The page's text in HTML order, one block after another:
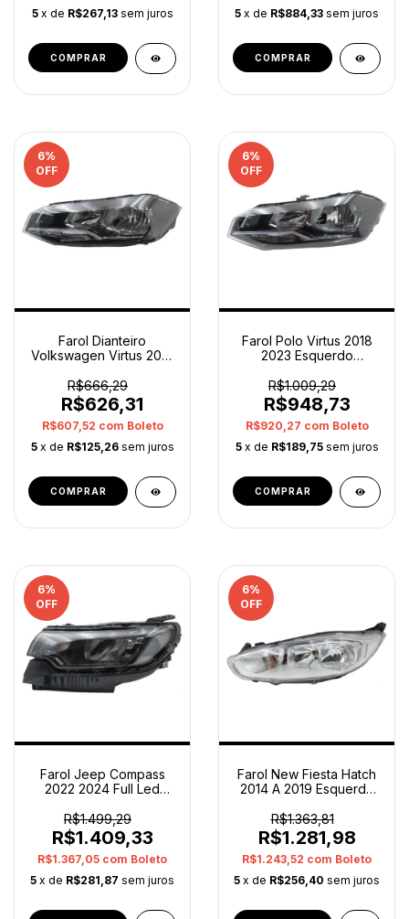
5 x de R$267,13 sem juros 5 x de R$884,33 sem juros
6%
OFF
Farol Dianteiro
Volkswagen Virtus 2018
Esquerdo/motorista
R$666,29
R$626,31
R$607,52 com Boleto
5 x de R$125,26 sem juros
6%
OFF
Farol Polo Virtus 2018
2023 Esquerdo
Esquerdo/motorista
R$1.009,29
R$948,73
R$920,27 com Boleto
5 x de R$189,75 sem juros
6%
OFF
Farol Jeep Compass
2022 2024 Full Led
Esquerdo/motorista
R$1.499,29
R$1.409,33
R$1.367,05 com Boleto
5 x de R$281,87 sem juros
6%
OFF
Farol New Fiesta Hatch
2014 A 2019 Esquerdo
Esquerdo/motorista
R$1.363,81
R$1.281,98
R$1.243,52 com Boleto
5 x de R$256,40 sem juros